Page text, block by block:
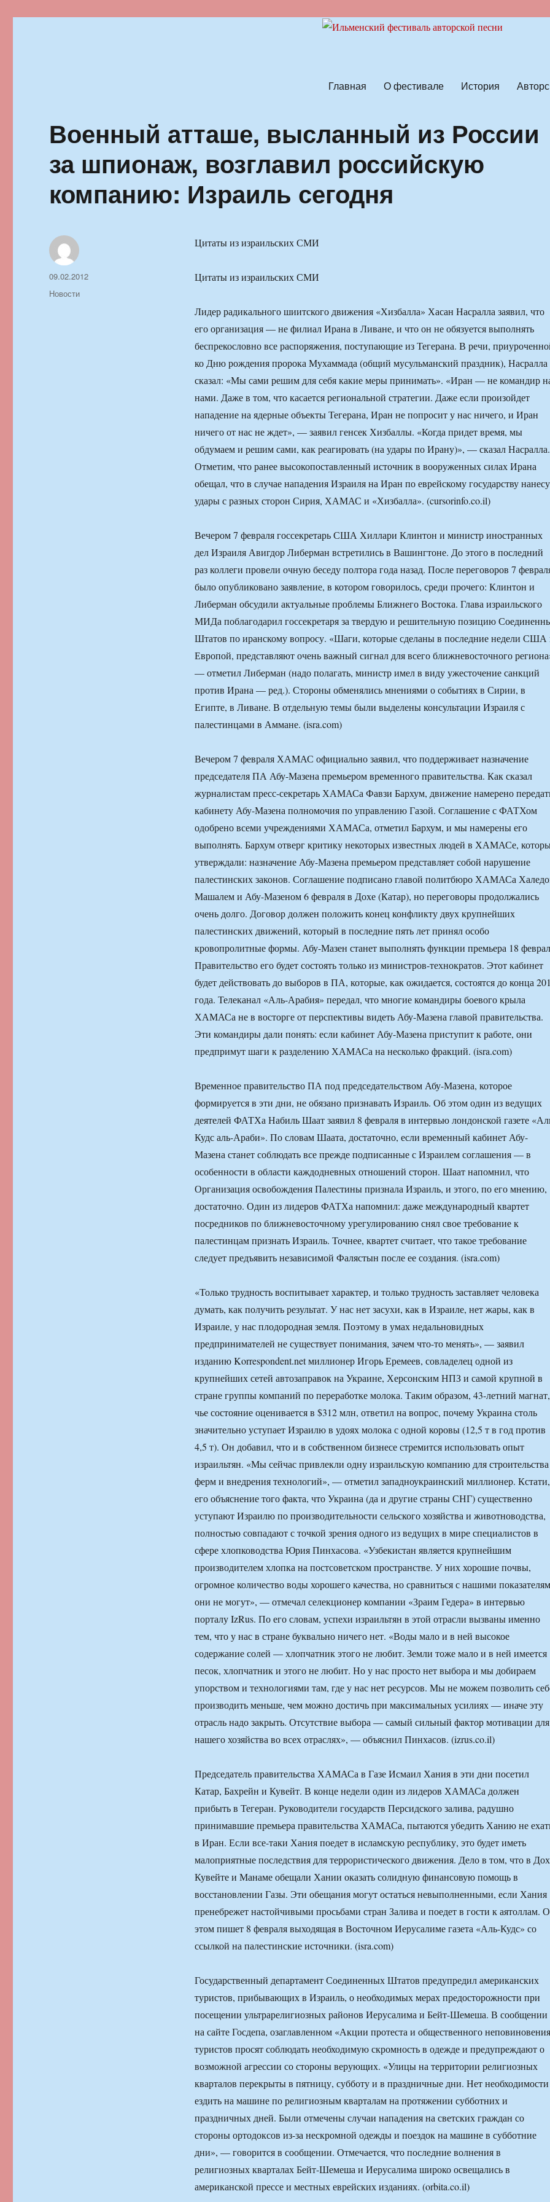
Главная О фестивале История
Военный атташе, высланный из России
за шпионаж, возглавил российскую
компанию: Израиль сегодня
Цитаты из израильских СМИ
Цитаты из израильских СМИ
Лидер радикального шиитского движения «Хизбалла» Хасан Насралла заявил, что
его организация — не филиал Ирана в Ливане, и что он не обязуется выполнять
беспрекословно все распоряжения, поступающие из Тегерана. В речи,
ко Дню рождения пророка Мухаммада (общий мусульманский праздник), Насралла
сказал: «Мы сами решим для себя какие меры принимать». «Иран — не командир
нами. Даже в том, что касается региональной стратегии. Даже если произойдет
нападение на ядерные объекты Тегерана, Иран не попросит у нас ничего, и Иран
ничего от нас не ждет», — заявил генсек Хизбаллы. «Когда придет время, мы
обдумаем и решим сами, как реагировать (на удары по Ирану)», — сказал Насралла.
Отметим, что ранее высокопоставленный источник в вооруженных силах Ирана
обещал, что в случае нападения Израиля на Иран по еврейскому государству
удары с разных сторон Сирия, ХАМАС и «Хизбалла». (cursorinfo.co.il)
Вечером 7 февраля госсекретарь США Хиллари Клинтон и министр иностранных
дел Израиля Авигдор Либерман встретились в Вашингтоне. До этого в последний
раз коллеги провели очную беседу полтора года назад. После переговоров 7
было опубликовано заявление, в котором говорилось, среди прочего: Клинтон и
Либерман обсудили актуальные проблемы Ближнего Востока. Глава израильского
МИДа поблагодарил госсекретаря за твердую и решительную позицию
Штатов по иранскому вопросу. «Шаги, которые сделаны в последние недели США
Европой, представляют очень важный сигнал для всего ближневосточного
— отметил Либерман (надо полагать, министр имел в виду ужесточение санкций
против Ирана — ред.). Стороны обменялись мнениями о событиях в Сирии, в
Египте, в Ливане. В отдельную темы были выделены консультации Израиля с
палестинцами в Аммане. (isra.com)
Вечером 7 февраля ХАМАС официально заявил, что поддерживает назначение
председателя ПА Абу-Мазена премьером временного правительства. Как сказал
журналистам пресс-секретарь ХАМАСа Фавзи Бархум, движение намерено
кабинету Абу-Мазена полномочия по управлению Газой. Соглашение с ФАТХом
одобрено всеми учреждениями ХАМАСа, отметил Бархум, и мы намерены его
выполнять. Бархум отверг критику некоторых известных людей в ХАМАСе,
утверждали: назначение Абу-Мазена премьером представляет собой нарушение
палестинских законов. Соглашение подписано главой политбюро ХАМАСа
Машалем и Абу-Мазеном 6 февраля в Дохе (Катар), но переговоры продолжались
очень долго. Договор должен положить конец конфликту двух крупнейших
палестинских движений, который в последние пять лет принял особо
кровопролитные формы. Абу-Мазен станет выполнять функции премьера 18
Правительство его будет состоять только из министров-технократов. Этот кабинет
будет действовать до выборов в ПА, которые, как ожидается, состоятся до конца
года. Телеканал «Аль-Арабия» передал, что многие командиры боевого крыла
ХАМАСа не в восторге от перспективы видеть Абу-Мазена главой правительства.
Эти командиры дали понять: если кабинет Абу-Мазена приступит к работе, они
предпримут шаги к разделению ХАМАСа на несколько фракций. (isra.com)
Временное правительство ПА под председательством Абу-Мазена, которое
формируется в эти дни, не обязано признавать Израиль. Об этом один из ведущих
деятелей ФАТХа Набиль Шаат заявил 8 февраля в интервью лондонской газете
Кудс аль-Араби». По словам Шаата, достаточно, если временный кабинет Абу-
Мазена станет соблюдать все прежде подписанные с Израилем соглашения — в
особенности в области каждодневных отношений сторон. Шаат напомнил, что
Организация освобождения Палестины признала Израиль, и этого, по его мнению,
достаточно. Один из лидеров ФАТХа напомнил: даже международный квартет
посредников по ближневосточному урегулированию снял свое требование к
палестинцам признать Израиль. Точнее, квартет считает, что такое требование
следует предъявить независимой Фалястын после ее создания. (isra.com)
«Только трудность воспитывает характер, и только трудность заставляет человека
думать, как получить результат. У нас нет засухи, как в Израиле, нет жары, как в
Израиле, у нас плодородная земля. Поэтому в умах недальновидных
предпринимателей не существует понимания, зачем что-то менять», — заявил
изданию Korrespondent.net миллионер Игорь Еремеев, совладелец одной из
крупнейших сетей автозаправок на Украине, Херсонским НПЗ и самой крупной в
стране группы компаний по переработке молока. Таким образом, 43-летний магнат,
чье состояние оценивается в $312 млн, ответил на вопрос, почему Украина столь
значительно уступает Израилю в удоях молока с одной коровы (12,5 т в год против
4,5 т). Он добавил, что и в собственном бизнесе стремится использовать опыт
израильтян. «Мы сейчас привлекли одну израильскую компанию для строительства
ферм и внедрения технологий», — отметил западноукраинский миллионер. Кстати,
его объяснение того факта, что Украина (да и другие страны СНГ) существенно
уступают Израилю по производительности сельского хозяйства и животноводства,
полностью совпадают с точкой зрения одного из ведущих в мире специалистов в
сфере хлопководства Юрия Пинхасова. «Узбекистан является крупнейшим
производителем хлопка на постсоветском пространстве. У них хорошие почвы,
огромное количество воды хорошего качества, но сравниться с нашими
они не могут», — отмечал селекционер компании «Зраим Гедера» в интервью
порталу IzRus. По его словам, успехи израильтян в этой отрасли вызваны именно
тем, что у нас в стране буквально ничего нет. «Воды мало и в ней высокое
содержание солей — хлопчатник этого не любит. Земли тоже мало и в ней имеется
песок, хлопчатник и этого не любит. Но у нас просто нет выбора и мы добираем
упорством и технологиями там, где у нас нет ресурсов. Мы не можем позволить
производить меньше, чем можно достичь при максимальных усилиях — иначе эту
отрасль надо закрыть. Отсутствие выбора — самый сильный фактор мотивации для
нашего хозяйства во всех отраслях», — объяснил Пинхасов. (izrus.co.il)
Председатель правительства ХАМАСа в Газе Исмаил Хания в эти дни посетил
Катар, Бахрейн и Кувейт. В конце недели один из лидеров ХАМАСа должен
прибыть в Тегеран. Руководители государств Персидского залива, радушно
принимавшие премьера правительства ХАМАСа, пытаются убедить Ханию не
в Иран. Если все-таки Хания поедет в исламскую республику, это будет иметь
малоприятные последствия для террористического движения. Дело в том, что в
Кувейте и Манаме обещали Хании оказать солидную финансовую помощь в
восстановлении Газы. Эти обещания могут остаться невыполненными, если Хания
пренебрежет настойчивыми просьбами стран Залива и поедет в гости к аятоллам.
этом пишет 8 февраля выходящая в Восточном Иерусалиме газета «Аль-Кудс» со
ссылкой на палестинские источники. (isra.com)
Государственный департамент Соединенных Штатов предупредил американских
туристов, прибывающих в Израиль, о необходимых мерах предосторожности при
посещении ультрарелигиозных районов Иерусалима и Бейт-Шемеша. В сообщении
на сайте Госдепа, озаглавленном «Акции протеста и общественного
туристов просят соблюдать необходимую скромность в одежде и предупреждают о
возможной агрессии со стороны верующих. «Улицы на территории религиозных
кварталов перекрыты в пятницу, субботу и в праздничные дни. Нет необходимости
ездить на машине по религиозным кварталам на протяжении субботних и
праздничных дней. Были отмечены случаи нападения на светских граждан со
стороны ортодоксов из-за нескромной одежды и поездок на машине в субботние
дни», — говорится в сообщении. Отмечается, что последние волнения в
религиозных кварталах Бейт-Шемеша и Иерусалима широко освещались в
американской прессе и местных еврейских изданиях. (orbita.co.il)
Автор
Опубликовано
09.02.2012
Рубрики
Новости